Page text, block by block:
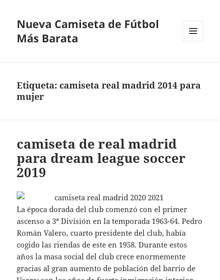
Nueva Camiseta de Fútbol
Más Barata
Etiqueta:camiseta real madrid 2014 para
mujer
camiseta de real madrid
para dream league soccer
2019
La época dorada del club comenzó con el primer
ascenso a 3ª División en la temporada 1963-64. Pedro
Román Valero, cuarto presidente del club, había
cogido las riendas de este en 1958. Durante estos
años la masa social del club crece enormemente
gracias al gran aumento de población del barrio de